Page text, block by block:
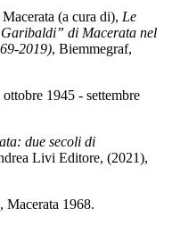
(a cura di), Le
di Macerata nel
2019), Biemmegraf,
1945 - settembre
due secoli di
Livi Editore, (2021),
Macerata 1968.